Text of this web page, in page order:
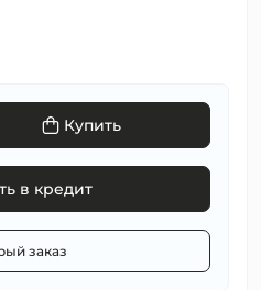
Купить
в кредит
заказ